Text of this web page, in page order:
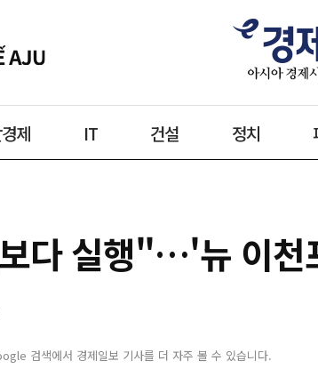
제 IT 건설 정치
다 실행"…'뉴 이천
검색에서 경제일보 기사를 더 자주 볼 수 있습니다.